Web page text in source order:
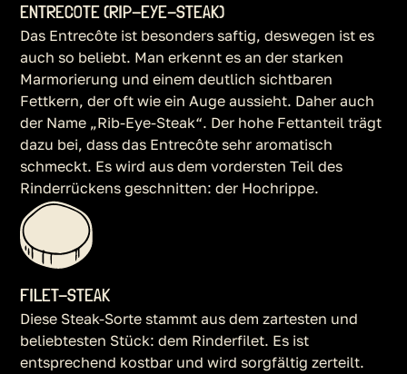
ENTRECOTE (RIP-EYE-STEAK)
Das Entrecôte ist besonders saftig, deswegen ist es
auch so beliebt. Man erkennt es an der starken
Marmorierung und einem deutlich sichtbaren
Fettkern, der oft wie ein Auge aussieht. Daher auch
der Name „Rib-Eye-Steak“. Der hohe Fettanteil trägt
dazu bei, dass das Entrecôte sehr aromatisch
schmeckt. Es wird aus dem vordersten Teil des
Rinderrückens geschnitten: der Hochrippe.
FILET-STEAK
Diese Steak-Sorte stammt aus dem zartesten und
beliebtesten Stück: dem Rinderfilet. Es ist
entsprechend kostbar und wird sorgfältig zerteilt.